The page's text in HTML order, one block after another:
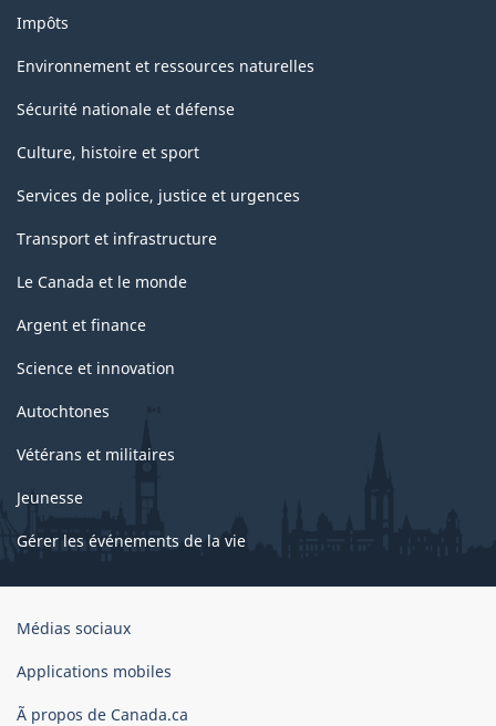
Impôts
Environnement et ressources naturelles
Sécurité nationale et défense
Culture, histoire et sport
Services de police, justice et urgences
Transport et infrastructure
Le Canada et le monde
Argent et finance
Science et innovation
Autochtones
Vétérans et militaires
Jeunesse
Gérer les événements de la vie
Organisation
gouvernement
Canada
Médias sociaux
Applications mobiles
Ã propos de Canada.ca